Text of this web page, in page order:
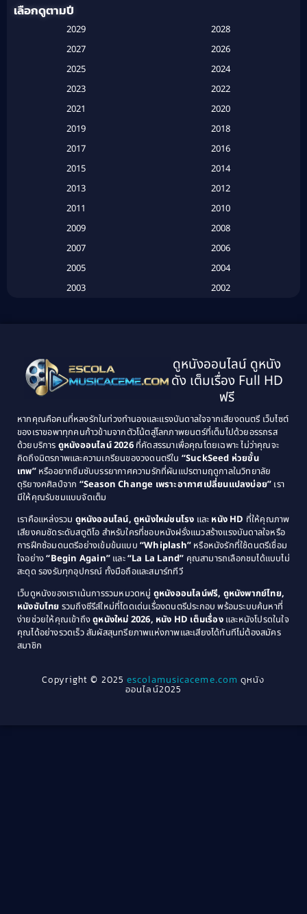
Based on a True Story สร้างจากเรื่องจริง(2)
Based on a True Story เรื่องจริง (20)
(134)
Classic หนังคลาสสิก(21)
Classic หนังคลาสสิก(25)
Comedy ตลก(46)
Comedy ตลก(515)
Coming of Age ก้าวพ้นวัย(1)
Coming-of-Age(3)
Community(1)
Crime อาชญากรรม(78)
Cult Film(4)
เลือกดูตามปี
2029
2028
2027
2026
2025
2024
2023
2022
2021
2020
2019
2018
2017
2016
2015
2014
2013
2012
2011
2010
2009
2008
2007
2006
2005
2004
2003
2002
1995
1994
1993
1992
1989
1988
1987
1986
1985
1984
1983
1982
1979
1978
1976
1975
1974
1971
1970
1969
1968
1964
1963
1940
ดูหนังออนไลน์ ดูหนัง
ดัง เต็มเรื่อง Full HD
ฟรี
หากคุณคือคนที่หลงรักในท่วงทำนองและแรงบันดาลใจจากเสียงดนตรี เว็บไซต์
ของเราขอพาทุกคนก้าวข้ามจากตัวโน้ตสู่โลกภาพยนตร์ที่เต็มไปด้วยอรรถรส
ด้วยบริการ ดูหนังออนไลน์ 2026ที่คัดสรรมาเพื่อคุณโดยเฉพาะ ไม่ว่าคุณจะ
คิดถึงมิตรภาพและความเกรียนของวงดนตรีใน “SuckSeed ห่วยขั้น
เทพ”หรืออยากซึมซับบรรยากาศความรักที่ผันแปรตามฤดูกาลในวิทยาลัย
ดุริยางคศิลป์จาก “Season Change เพราะอากาศเปลี่ยนแปลงบ่อย” เรา
มีให้คุณรับชมแบบจัดเต็ม
เราคือแหล่งรวม ดูหนังออนไลน์, ดูหนังใหม่ชนโรง และ หนัง HD ที่ให้คุณภาพ
เสียงคมชัดระดับสตูดิโอ สำหรับใครที่ชอบหนังฝรั่งแนวสร้างแรงบันดาลใจหรือ
การฝึกซ้อมดนตรีอย่างเข้มข้นแบบ “Whiplash” หรือหนังรักที่ใช้ดนตรีเชื่อม
ใจอย่าง“Begin Again” และ“La La Land” คุณสามารถเลือกชมได้แบบไม่
สะดุด รองรับทุกอุปกรณ์ ทั้งมือถือและสมาร์ททีวี
เว็บดูหนังของเราเน้นการรวมหมวดหมู่ ดูหนังออนไลน์ฟรี, ดูหนังพากย์ไทย,
หนังซับไทย รวมถึงซีรีส์ใหม่ที่โดดเด่นเรื่องดนตรีประกอบ พร้อมระบบค้นหาที่
ง่ายช่วยให้คุณเข้าถึงดูหนังใหม่ 2026, หนัง HD เต็มเรื่องและหนังโปรดในใจ
คุณได้อย่างรวดเร็ว สัมผัสสุนทรียภาพแห่งภาพและเสียงได้ทันทีไม่ต้องสมัคร
สมาชิก
Copyright © 2025escolamusicaceme.com ดูหนัง
ออนไลน์2025